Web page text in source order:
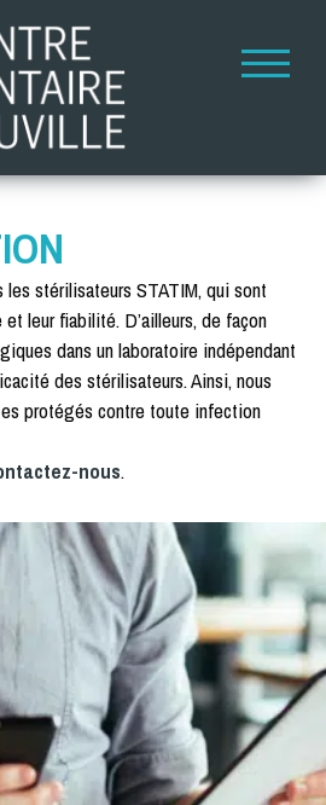
les stérilisateurs STATIM, qui sont
leur fiabilité. D’ailleurs, de façon
dans un laboratoire indépendant
des stérilisateurs. Ainsi, nous
protégés contre toute infection
nous.